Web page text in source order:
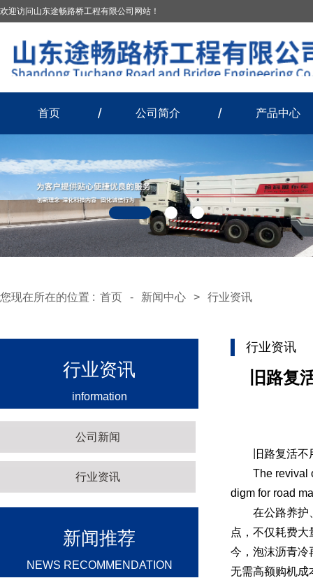
欢迎访问山东途畅路桥工程有限公司网站！
首页 公司简介 产品中心
您现在所在的位置 : 首页 - 新闻中心 > 行业资讯
行业资讯
information
公司新闻
行业资讯
新闻推荐
NEWS RECOMMENDATION
行业资讯
旧路复
旧路复活不用
The revival of
digm for road
在公路养护、
点，不仅耗费大
今，泡沫沥青冷
无需高额购机成